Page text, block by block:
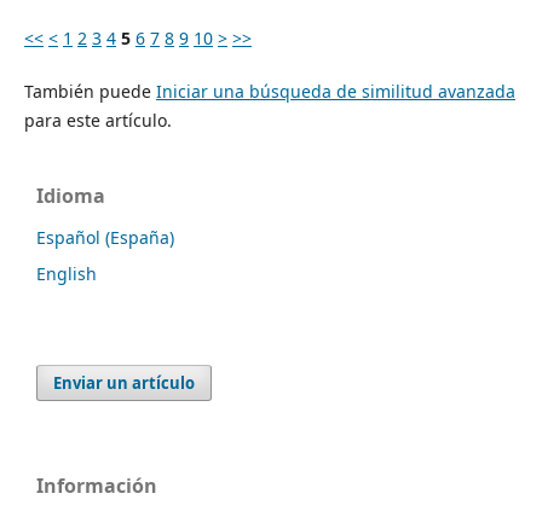
<< < 1 2 3 4 5 6 7 8 9 10 > >>
También puede Iniciar una búsqueda de similitud avanzada
para este artículo.
Idioma
Español (España)
English
Enviar un artículo
Información